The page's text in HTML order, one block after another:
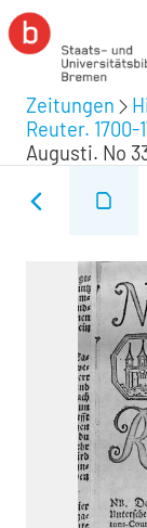
Zeitungen
Reuter. 1700-
Augusti. No